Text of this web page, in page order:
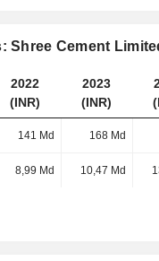
Shree Cement
2022
(INR)
2023
(INR)
141 Md 168 Md
8,99 Md 10,47 Md